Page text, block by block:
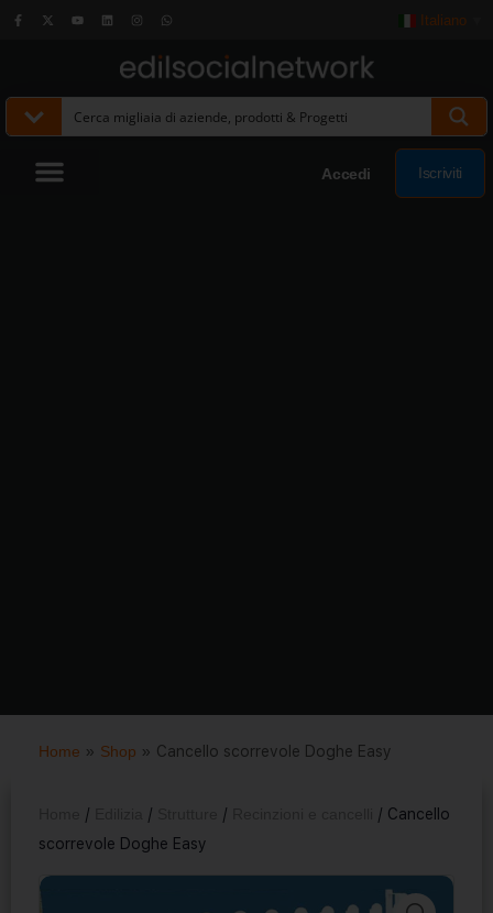
Italiano
Accedi Iscriviti
Home » Shop » Cancello scorrevole Doghe Easy
/ / /
/ Cancello
scorrevole Doghe Easy